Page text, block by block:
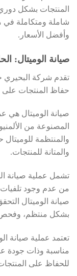
المنتجات بشكل
شاملة ومتكاملة في
وأفضل الأسعار.
صيانة الوميتال:
تقدم شركة البحيري
حفاظ المنتجات على
صيانة الوميتال هي
المصنوعة من
والمنتظمة للوميتال
والمتانة للمنتجات.
تشمل عملية صيانة
من عدم وجود
صيانة الوميتال
بشكل منتظم، وفحص
تعتمد عملية صيانة
مناسبة وذات جودة
للحفاظ على